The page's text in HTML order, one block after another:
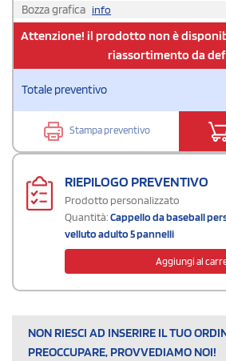
Bozza grafica info
Attenzione! il prodotto non è
riassortimento da
Totale preventivo
Stampa preventivo
RIEPILOGO PREVENTIVO
Prodotto personalizzato
Quantità:Cappello da baseball
velluto adulto 5 pannelli
Aggiungi al
NON RIESCI AD INSERIRE IL TUO
PREOCCUPARE, PROVVEDIAMO NOI!